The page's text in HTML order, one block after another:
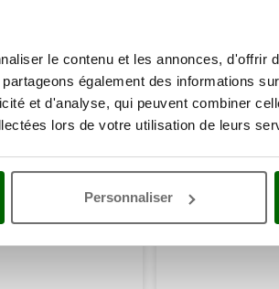
le contenu et les annonces, d'offrir
également des informations
et d'analyse, qui peuvent combiner
lors de votre utilisation de leurs
Personnaliser
également ces